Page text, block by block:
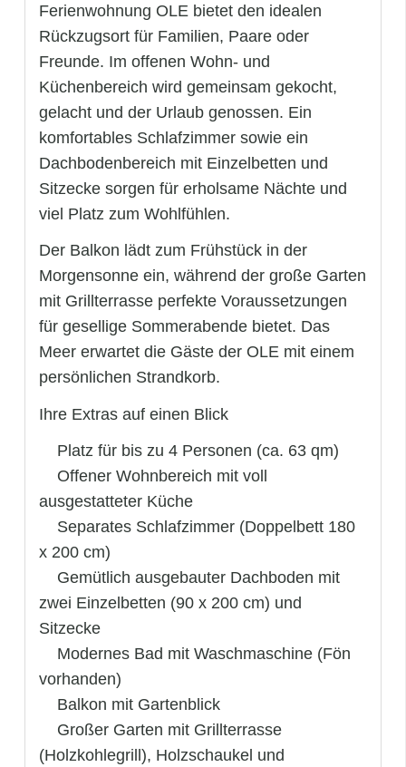
Ferienwohnung OLE bietet den idealen
Rückzugsort für Familien, Paare oder
Freunde. Im offenen Wohn- und
Küchenbereich wird gemeinsam gekocht,
gelacht und der Urlaub genossen. Ein
komfortables Schlafzimmer sowie ein
Dachbodenbereich mit Einzelbetten und
Sitzecke sorgen für erholsame Nächte und
viel Platz zum Wohlfühlen.
Der Balkon lädt zum Frühstück in der
Morgensonne ein, während der große Garten
mit Grillterrasse perfekte Voraussetzungen
für gesellige Sommerabende bietet. Das
Meer erwartet die Gäste der OLE mit einem
persönlichen Strandkorb.
Ihre Extras auf einen Blick
 Platz für bis zu 4 Personen (ca. 63 qm)
 Offener Wohnbereich mit voll
ausgestatteter Küche
 Separates Schlafzimmer (Doppelbett 180
x 200 cm)
 Gemütlich ausgebauter Dachboden mit
zwei Einzelbetten (90 x 200 cm) und
Sitzecke
 Modernes Bad mit Waschmaschine (Fön
vorhanden)
 Balkon mit Gartenblick
 Großer Garten mit Grillterrasse
(Holzkohlegrill), Holzschaukel und